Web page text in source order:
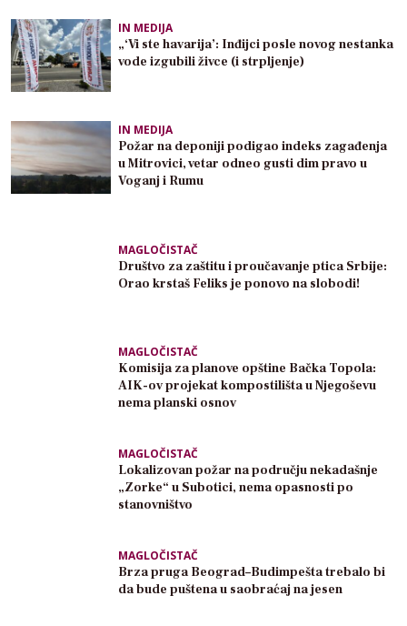
IN MEDIJA
„‘Vi ste havarija’: Inđijci posle novog nestanka
vode izgubili živce (i strpljenje)
IN MEDIJA
Požar na deponiji podigao indeks zagađenja
u Mitrovici, vetar odneo gusti dim pravo u
Voganj i Rumu
MAGLOČISTAČ
Društvo za zaštitu i proučavanje ptica Srbije:
Orao krstaš Feliks je ponovo na slobodi!
MAGLOČISTAČ
Komisija za planove opštine Bačka Topola:
AIK-ov projekat kompostilišta u Njegoševu
nema planski osnov
MAGLOČISTAČ
Lokalizovan požar na području nekadašnje
„Zorke“ u Subotici, nema opasnosti po
stanovništvo
MAGLOČISTAČ
Brza pruga Beograd–Budimpešta trebalo bi
da bude puštena u saobraćaj na jesen